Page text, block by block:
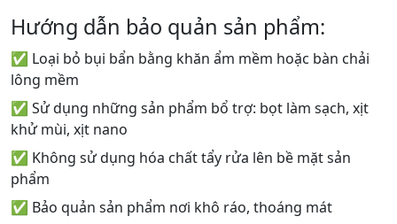
Hướng dẫn bảo quản sản phẩm:
✅ Loại bỏ bụi bẩn bằng khăn ẩm mềm hoặc bàn chải
lông mềm
✅ Sử dụng những sản phẩm bổ trợ: bọt làm sạch, xịt
khử mùi, xịt nano
✅ Không sử dụng hóa chất tẩy rửa lên bề mặt sản
phẩm
✅ Bảo quản sản phẩm nơi khô ráo, thoáng mát